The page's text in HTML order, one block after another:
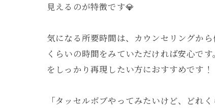
見えるのが特徴です💎
気になる所要時間は、カウンセリングか
くらいの時間をみていただければ安心で
をしっかり再現したい方におすすめです！
「タッセルボブやってみたいけど、どれ